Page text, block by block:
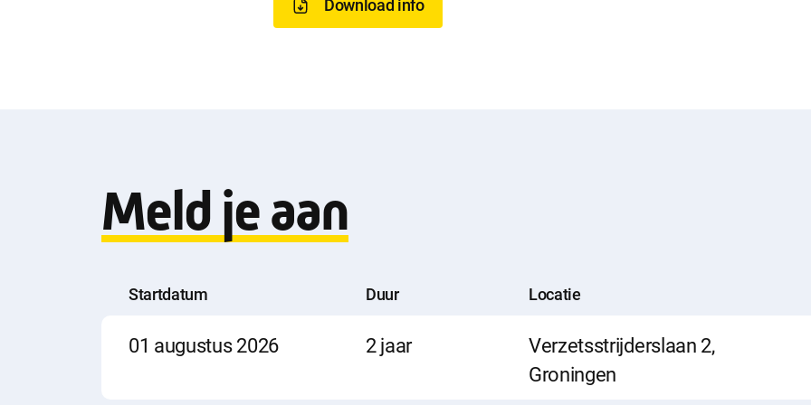
l
o
d
Download info
Meld je aan
Startdatum Duur Locatie
Startdatum
01 augustus 2026
Duur 2 jaar
Locatie
Verzetsstrijderslaan 2,
Groningen